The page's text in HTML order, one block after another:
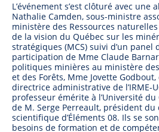
L’événement s’est clôturé avec une
Nathalie Camden, sous-ministre
ministère des Ressources
de la vision du Québec sur les
stratégiques (MCS) suivi d’un panel
participation de Mme Claude
politiques minières au ministère
et des Forêts, Mme Jovette
directrice administrative de l’IRME-
professeur émérite à l’Université
de M. Serge Perreault, président du
scientifique d’Éléments 08. Ils se
besoins de formation et de